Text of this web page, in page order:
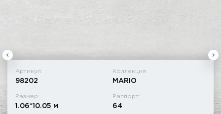
Артикул: :
98202
Коллекция
MARIO
Размер:
1.06*10.05 м
Раппорт:
64